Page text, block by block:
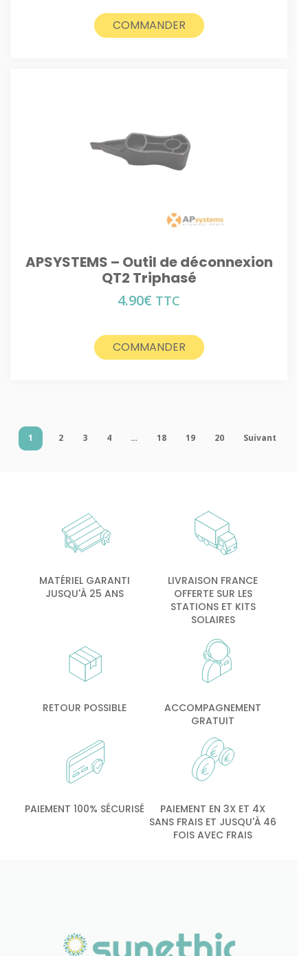
COMMANDER
APSYSTEMS – Outil de déconnexion
QT2 Triphasé
4.90€ TTC
COMMANDER
1 2 3 4 … 18 19 20 Suivant
MATÉRIEL GARANTI
JUSQU'À 25 ANS
LIVRAISON FRANCE
OFFERTE SUR LES
STATIONS ET KITS
SOLAIRES
RETOUR POSSIBLE
ACCOMPAGNEMENT
GRATUIT
PAIEMENT 100% SÉCURISÉ
PAIEMENT EN 3X ET 4X
SANS FRAIS ET JUSQU'À 46
FOIS AVEC FRAIS